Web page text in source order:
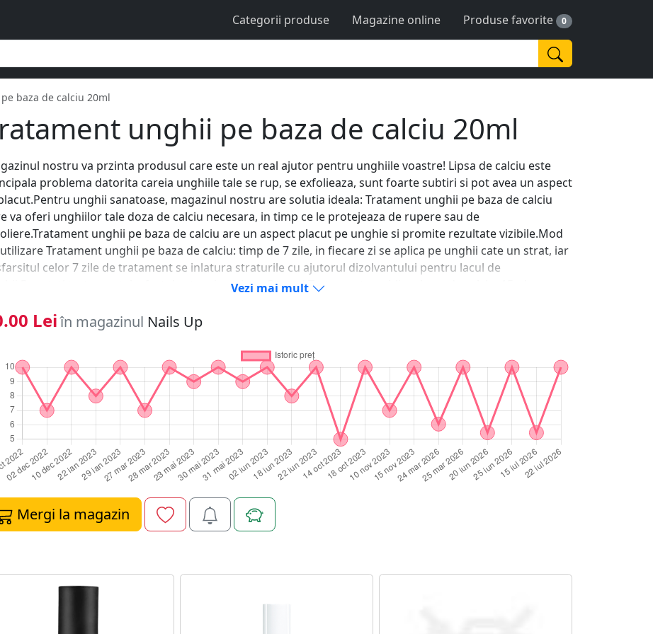
Categorii produse Magazine online Produse favorite 0
baza de calciu 20ml
unghii pe baza de calciu 20ml
nostru va przinta produsul care este un real ajutor pentru unghiile voastre! Lipsa de calciu este
problema datorita careia unghiile tale se rup, se exfolieaza, sunt foarte subtiri si pot avea un aspect
unghii sanatoase, magazinul nostru are solutia ideala: Tratament unghii pe baza de calciu
va oferi unghiilor tale doza de calciu necesara, in timp ce le protejeaza de rupere sau de
unghii pe baza de calciu are un aspect placut pe unghie si promite rezultate vizibile.Mod
Tratament unghii pe baza de calciu: timp de 7 zile, in fiecare zi se aplica pe unghii cate un strat, iar
celor 7 zile de tratament se inlatura straturile cu ajutorul dizolvantului pentru lacul de
tratamentul, efectul este miraculous.Gramaj Tratament unghii pe baza de calciu: 15ml.
Vezi mai mult
Leiîn magazinul Nails Up
Mergi la magazin